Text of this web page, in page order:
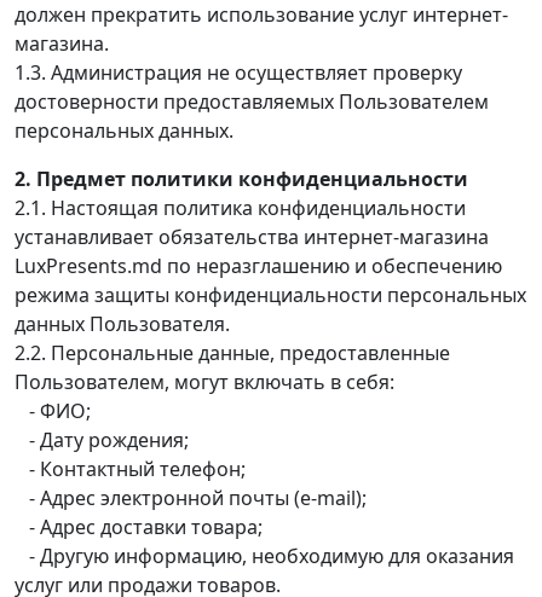
должен прекратить использование услуг интернет-
магазина.
1.3. Администрация не осуществляет проверку
достоверности предоставляемых Пользователем
персональных данных.
2. Предмет политики конфиденциальности
2.1. Настоящая политика конфиденциальности
устанавливает обязательства интернет-магазина
LuxPresents.md по неразглашению и обеспечению
режима защиты конфиденциальности персональных
данных Пользователя.
2.2. Персональные данные, предоставленные
Пользователем, могут включать в себя:
- ФИО;
- Дату рождения;
- Контактный телефон;
- Адрес электронной почты (e-mail);
- Адрес доставки товара;
- Другую информацию, необходимую для оказания
услуг или продажи товаров.